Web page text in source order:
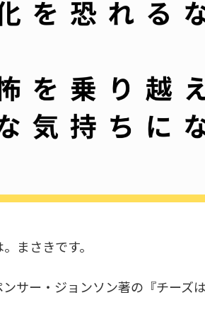
まさきです。
サー・ジョンソン著の『チーズ